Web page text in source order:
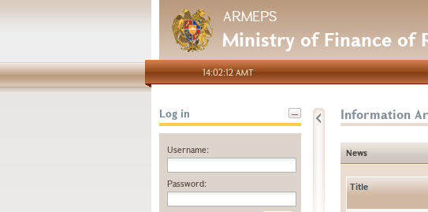
ARMEPS
Ministry of Finance of
14:02:12 AMT
Log in
Username:
Password:
Information
News
Title